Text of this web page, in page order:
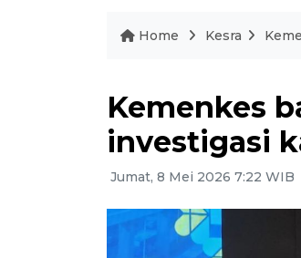
Home Kesra
Kemenkes
investigasi
Jumat, 8 Mei 2026 7:22 WIB